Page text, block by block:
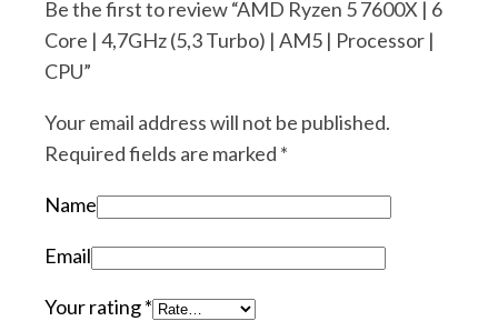
Be the first to review “AMD Ryzen 5 7600X | 6
Core | 4,7GHz (5,3 Turbo) | AM5 | Processor |
CPU”
Your email address will not be published.
Required fields are marked *
Name
Email
Your rating*